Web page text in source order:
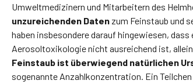
Umweltmedizinern und Mitarbeitern des
unzureichenden Daten zum Feinstaub und
haben insbesondere darauf hingewiesen,
Aerosoltoxikologie nicht ausreichend ist, allein
Feinstaub ist überwiegend natürlichen
sogenannte Anzahlkonzentration. Ein